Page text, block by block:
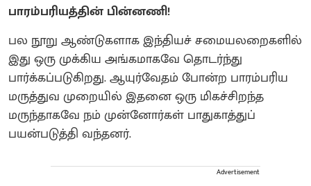
பாரம்பரியத்தின் பின்னணி!
பல நூறு ஆண்டுகளாக இந்தியச் சமையலறைகளில்
இது ஒரு முக்கிய அங்கமாகவே தொடர்ந்து
பார்க்கப்படுகிறது. ஆயுர்வேதம் போன்ற பாரம்பரிய
மருத்துவ முறையில் இதனை ஒரு மிகச்சிறந்த
மருந்தாகவே நம் முன்னோர்கள் பாதுகாத்துப்
பயன்படுத்தி வந்தனர்.
Advertisement